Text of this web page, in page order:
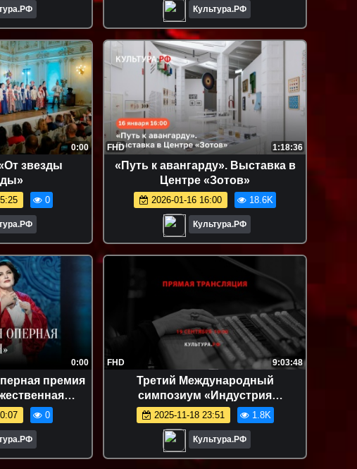
Культура.РФ
0:00
звезды
0
FHD 1:18:36
«Путь к авангарду». Выставка в
Центре «Зотов»
2026-01-16 16:00 18.6K
Культура.РФ
0:00
премия
и гала-
оперы
0
FHD 9:03:48
Третий Международный
симпозиум «Индустрия
звукозаписи академической
музыки»
2025-11-18 23:51 1.8K
Культура.РФ